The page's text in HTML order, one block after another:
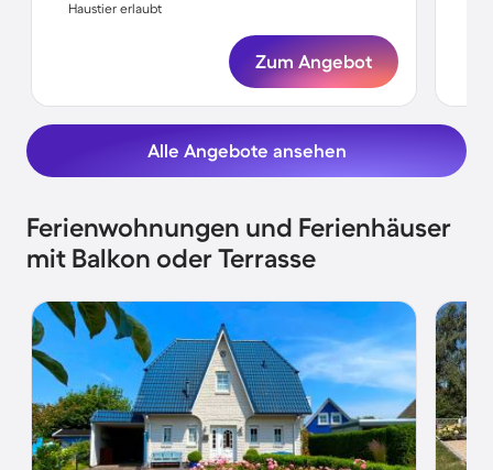
Haustier erlaubt
Zum Angebot
Alle Angebote ansehen
Ferienwohnungen und Ferienhäuser
mit Balkon oder Terrasse